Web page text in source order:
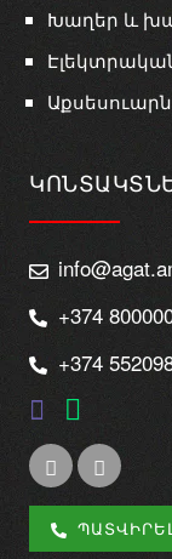
Խաղեր և
+374
+374